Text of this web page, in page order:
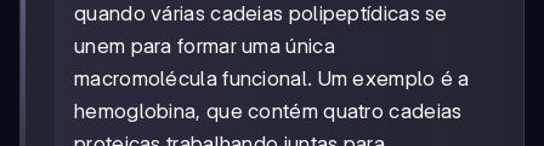
quando várias cadeias polipeptídicas se
unem para formar uma única
macromolécula funcional. Um exemplo é a
hemoglobina, que contém quatro cadeias